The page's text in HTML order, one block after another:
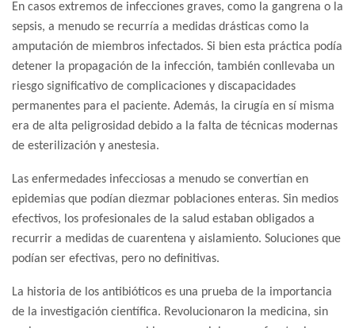
En casos extremos de infecciones graves, como la gangrena o la
sepsis, a menudo se recurría a medidas drásticas como la
amputación de miembros infectados. Si bien esta práctica podía
detener la propagación de la infección, también conllevaba un
riesgo significativo de complicaciones y discapacidades
permanentes para el paciente. Además, la cirugía en sí misma
era de alta peligrosidad debido a la falta de técnicas modernas
de esterilización y anestesia.
Las enfermedades infecciosas a menudo se convertían en
epidemias que podían diezmar poblaciones enteras. Sin medios
efectivos, los profesionales de la salud estaban obligados a
recurrir a medidas de cuarentena y aislamiento. Soluciones que
podían ser efectivas, pero no definitivas.
La historia de los antibióticos es una prueba de la importancia
de la investigación científica. Revolucionaron la medicina, sin